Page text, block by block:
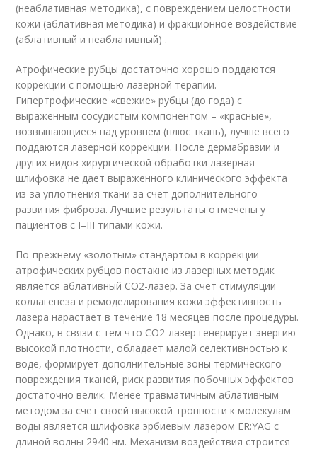
(неаблативная методика), с повреждением целостности
кожи (аблативная методика) и фракционное воздействие
(аблативный и неаблативный) .
Атрофические рубцы достаточно хорошо поддаются
коррекции с помощью лазерной терапии.
Гипертрофические «свежие» рубцы (до года) с
выраженным сосудистым компонентом – «красные»,
возвышающиеся над уровнем (плюс ткань), лучше всего
поддаются лазерной коррекции. После дермабразии и
других видов хирургической обработки лазерная
шлифовка не дает выраженного клинического эффекта
из-за уплотнения ткани за счет дополнительного
развития фиброза. Лучшие результаты отмечены у
пациентов с I–III типами кожи.
По-прежнему «золотым» стандартом в коррекции
атрофических рубцов постакне из лазерных методик
является аблативный СО2-лазер. За счет стимуляции
коллагенеза и ремоделирования кожи эффективность
лазера нарастает в течение 18 месяцев после процедуры.
Однако, в связи с тем что СО2-лазер генерирует энергию
высокой плотности, обладает малой селективностью к
воде, формирует дополнительные зоны термического
повреждения тканей, риск развития побочных эффектов
достаточно велик. Менее травматичным аблативным
методом за счет своей высокой тропности к молекулам
воды является шлифовка эрбиевым лазером ER:YAG с
длиной волны 2940 нм. Механизм воздействия строится